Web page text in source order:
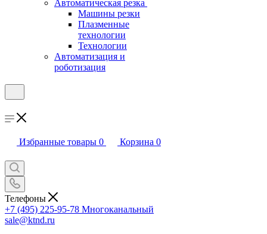
Автоматическая резка
Машины резки
Плазменные
технологии
Технологии
Автоматизация и
роботизация
Избранные товары 0 Корзина 0
Телефоны
+7 (495) 225-95-78 Многоканальный
sale@ktnd.ru